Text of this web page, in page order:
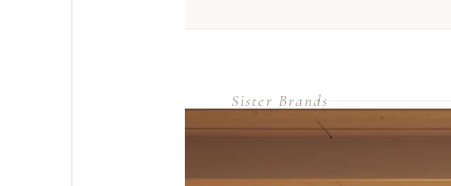
Sister Brands